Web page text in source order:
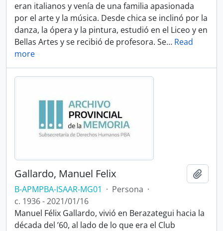
eran italianos y venía de una familia apasionada
por el arte y la música. Desde chica se inclinó por la
danza, la ópera y la pintura, estudió en el Liceo y en
Bellas Artes y se recibió de profesora. Se… Read
more
Gallardo, Manuel Felix
B-APMPBA-ISAAR-MG01 · Persona ·
c. 1936 - 2021/01/16
Manuel Félix Gallardo, vivió en Berazategui hacia la
década del ’60, al lado de lo que era el Club